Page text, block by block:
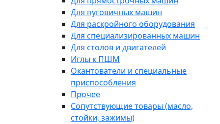
Для пуговичных машин
Для раскройного оборудования
Для специализированных машин
Для столов и двигателей
Иглы к ПШМ
Окантователи и специальные
приспособления
Прочее
Сопутствующие товары (масло,
стойки, зажимы)